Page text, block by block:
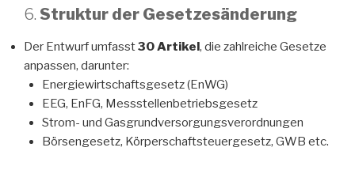
6. Struktur der Gesetzesänderung
Der Entwurf umfasst30 Artikel , die zahlreiche Gesetze
anpassen, darunter:
Energiewirtschaftsgesetz (EnWG)
EEG, EnFG, Messstellenbetriebsgesetz
Strom- und Gasgrundversorgungsverordnungen
Börsengesetz, Körperschaftsteuergesetz, GWB etc.